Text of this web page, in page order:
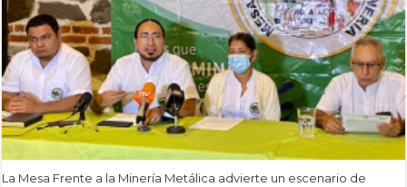
La Mesa Frente a la Minería Metálica advierte un escenario de